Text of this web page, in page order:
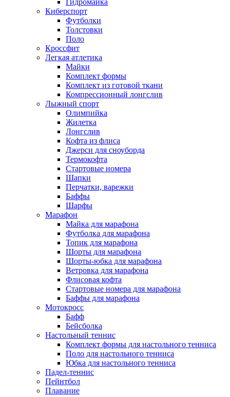
Киберспорт
Футболки
Толстовки
Поло
Кроссфит
Легкая атлетика
Майки
Комплект формы
Комплект из готовой ткани
Компрессионный лонгслив
Лыжный спорт
Олимпийка
Жилетка
Лонгслив
Кофта из флиса
Джерси для сноуборда
Термокофта
Стартовые номера
Шапки
Перчатки, варежки
Баффы
Шарфы
Марафон
Майка для марафона
Футболка для марафона
Топик для марафона
Шорты для марафона
Шорты-юбка для марафона
Ветровка для марафона
Флисовая кофта
Стартовые номера для марафона
Баффы для марафона
Мотокросс
Бафф
Бейсболка
Настольный теннис
Комплект формы для настольного тенниса
Поло для настольного тенниса
Юбка для настольного тенниса
Падел-теннис
Пейнтбол
Плавание